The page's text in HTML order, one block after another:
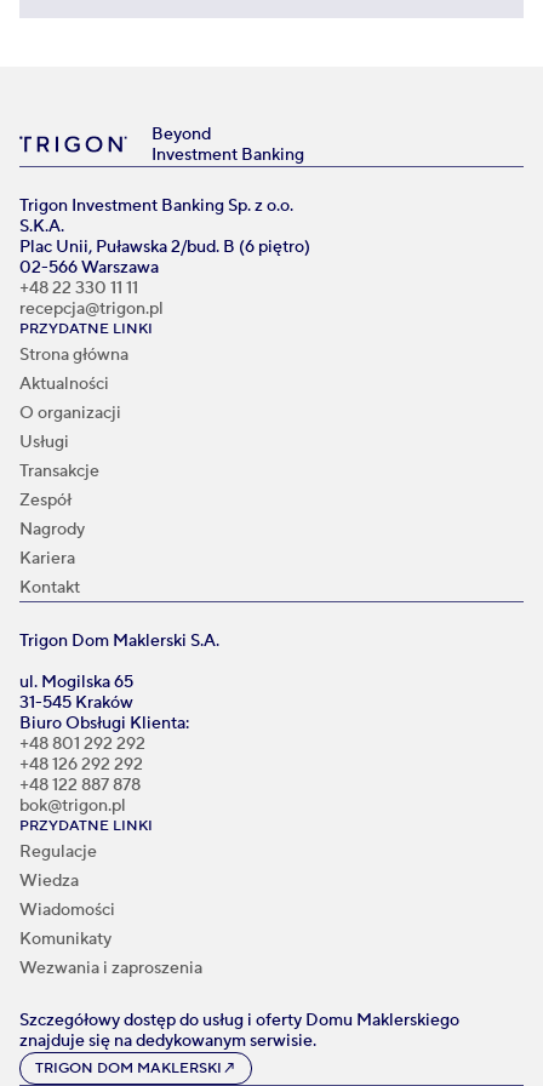
Beyond
Investment Banking
Trigon Investment Banking Sp. z o.o.
S.K.A.
Plac Unii, Puławska 2/bud. B (6 piętro)
02-566 Warszawa
+48 22 330 11 11
recepcja@trigon.pl
PRZYDATNE LINKI
Strona główna
Aktualności
O organizacji
Usługi
Transakcje
Zespół
Nagrody
Kariera
Kontakt
Trigon Dom Maklerski S.A.
ul. Mogilska 65
31-545 Kraków
Biuro Obsługi Klienta:
+48 801 292 292
+48 126 292 292
+48 122 887 878
bok@trigon.pl
PRZYDATNE LINKI
Regulacje
Wiedza
Wiadomości
Komunikaty
Wezwania i zaproszenia
Szczegółowy dostęp do usług i oferty Domu Maklerskiego
znajduje się na dedykowanym serwisie.
TRIGON DOM MAKLERSKI ↗